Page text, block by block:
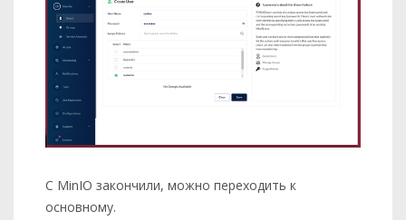
C MinIO закончили, можно переходить к
основному.